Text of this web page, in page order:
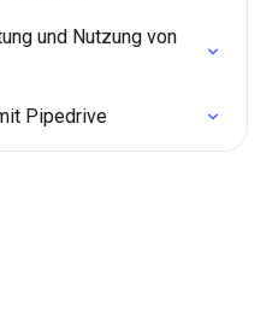
und Nutzung von
Pipedrive